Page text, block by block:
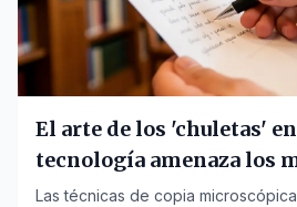
El arte de los 'chuletas'
tecnología amenaza los
tradicionales
Las técnicas de copia